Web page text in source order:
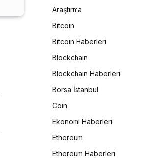
Araştırma
Bitcoin
Bitcoin Haberleri
Blockchain
Blockchain Haberleri
Borsa İstanbul
Coin
Ekonomi Haberleri
Ethereum
Ethereum Haberleri